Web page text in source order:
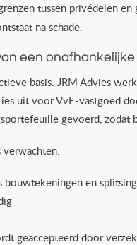
tussen privédelen
na schade.
een
basis. JRM Advies
uit voor VvE‑vastgoed
gevoerd, zodat
bouwtekeningen en
geaccepteerd door